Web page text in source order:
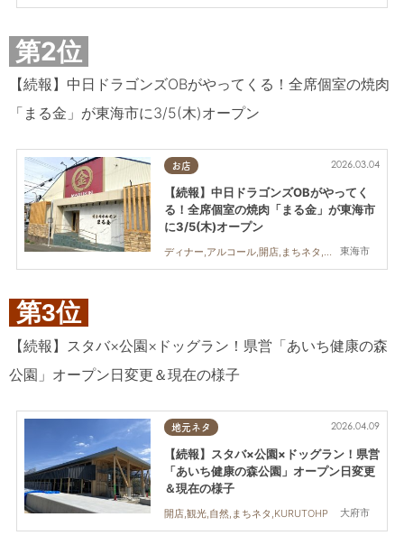
第2位
【続報】中日ドラゴンズOBがやってくる！全席個室の焼肉
「まる金」が東海市に3/5(木)オープン
お店
東海市
2026.03.04
【続報】中日ドラゴンズOBがやってく
る！全席個室の焼肉「まる金」が東海市
に3/5(木)オープン
第3位
【続報】スタバ×公園×ドッグラン！県営「あいち健康の森
公園」オープン日変更＆現在の様子
地元ネタ
大府市
2026.04.09
【続報】スタバ×公園×ドッグラン！県営
「あいち健康の森公園」オープン日変更
＆現在の様子
開店,観光,自然,まちネタ,KURUTOHP